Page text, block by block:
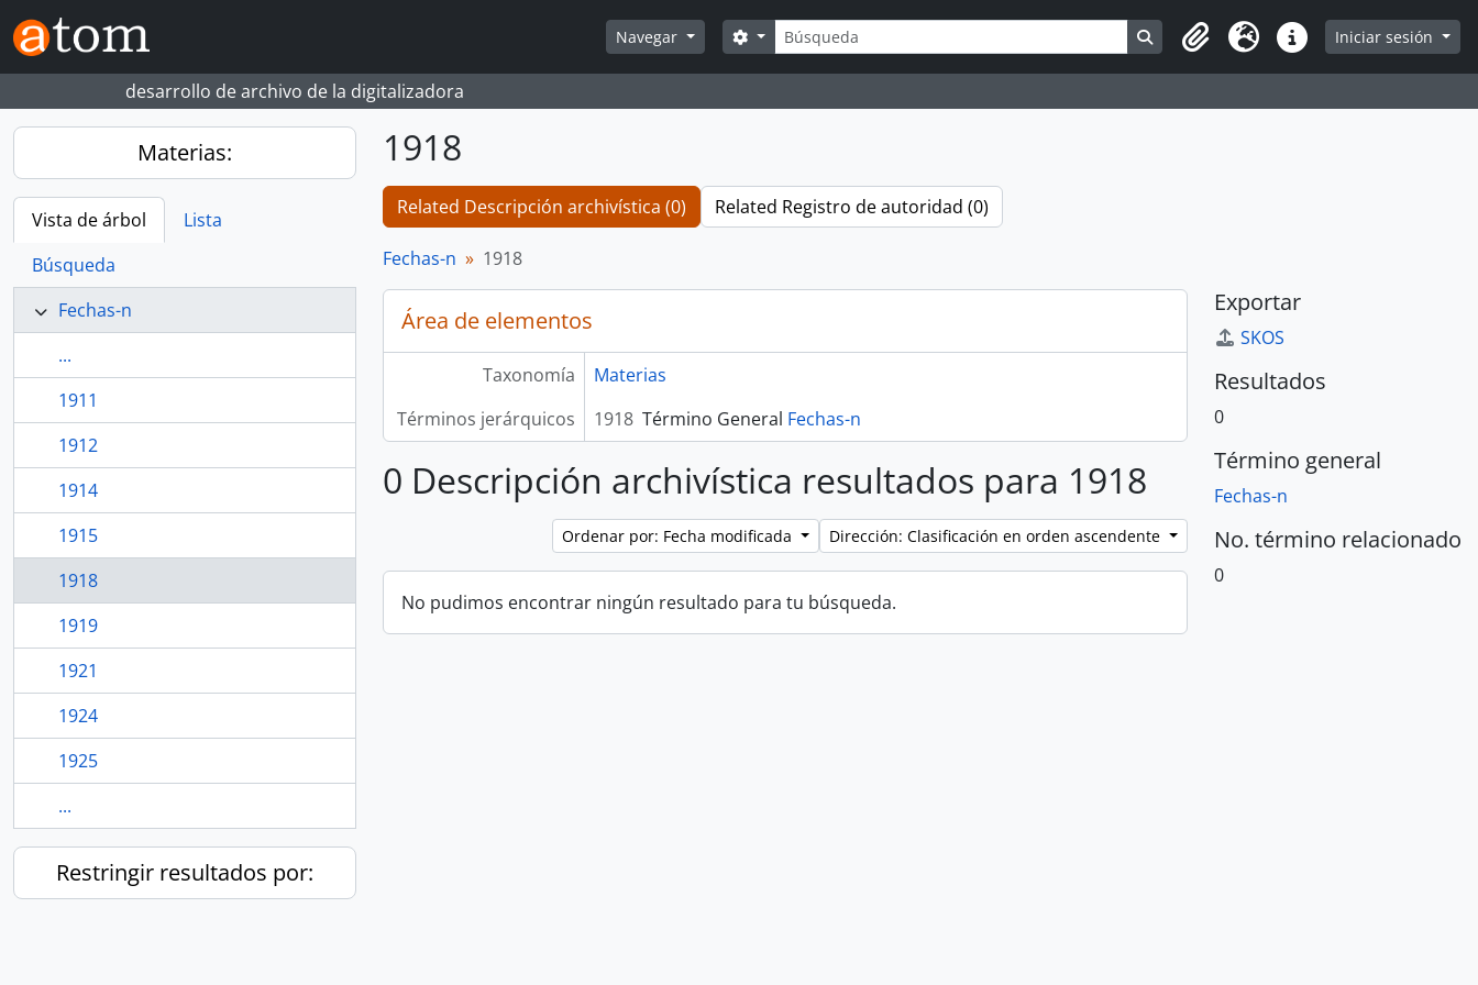
Skip to main content
Navegar
Búsqueda
Search options Search in browse page
Portapapeles
Idioma Enlaces rápidos
Iniciar sesión
desarrollo de archivo de la digitalizadora
Materias:
Vista de árbol
Lista
Búsqueda
Fechas-n
...
1911
1912
1914
1915
1918
1919
1921
1924
1925
...
Restringir resultados por:
1918
Related Descripción archivística (0) Related Registro de autoridad (0)
Fechas-n 1918
Área de elementos
Taxonomía
Materias
Términos jerárquicos
1918 Término General Fechas-n
0 Descripción archivística resultados para 1918
Ordenar por: Fecha modificada Dirección: Clasificación en orden ascendente
No pudimos encontrar ningún resultado para tu búsqueda.
Exportar
SKOS
Resultados
0
Término general
Fechas-n
No. término relacionado
0